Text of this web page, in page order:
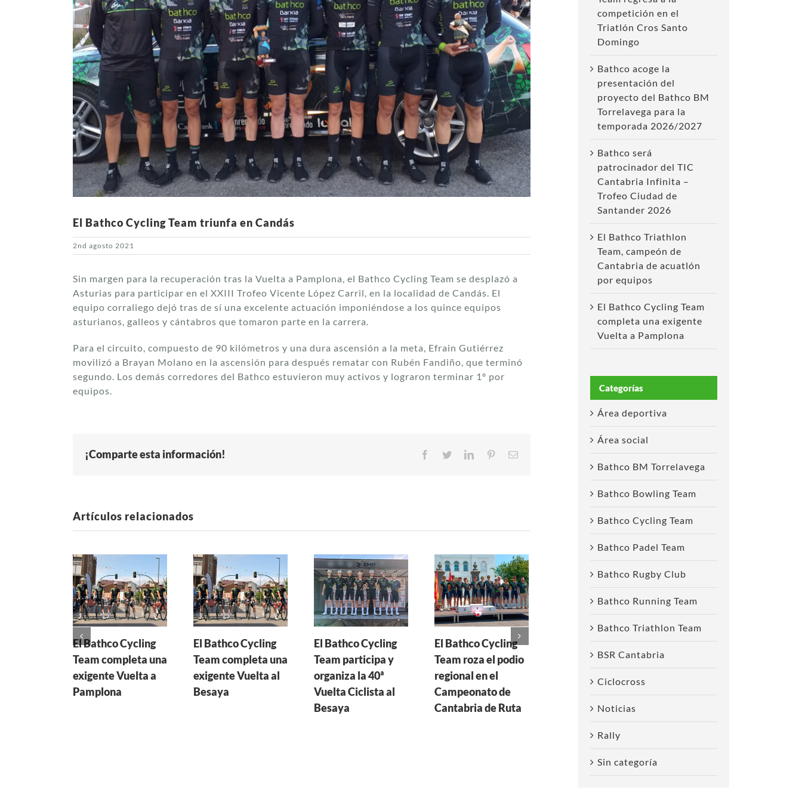
El Bathco Cycling Team triunfa en Candás
2nd agosto 2021
Sin margen para la recuperación tras la Vuelta a Pamplona, el Bathco Cycling Team se desplazó a
Asturias para participar en el XXIII Trofeo Vicente López Carril, en la localidad de Candás. El
equipo corraliego dejó tras de sí una excelente actuación imponiéndose a los quince equipos
asturianos, galleos y cántabros que tomaron parte en la carrera.
Para el circuito, compuesto de 90 kilómetros y una dura ascensión a la meta, Efrain Gutiérrez
movilizó a Brayan Molano en la ascensión para después rematar con Rubén Fandiño, que terminó
segundo. Los demás corredores del Bathco estuvieron muy activos y lograron terminar 1º por
equipos.
¡Comparte esta información! Facebook
TwitterLinkedInPinterest
Artículos relacionados
El Bathco Cycling
Team completa una
exigente Vuelta a
Pamplona
El Bathco Cycling
Team completa una
exigente Vuelta al
Besaya
El Bathco Cycling
Team participa y
organiza la 40ª
Vuelta Ciclista al
Besaya
El Bathco Cycling
Team roza el podio
regional en el
Campeonato de
Cantabria de Ruta
Talero se incorpora
al Bathco Cycling
competir en Europa
competición en el
Triatlón Cros Santo
Domingo
Bathco acoge la
presentación del
proyecto del Bathco BM
Torrelavega para la
temporada 2026/2027
Bathco será
patrocinador del TIC
Cantabria Infinita –
Trofeo Ciudad de
Santander 2026
El Bathco Triathlon
Team, campeón de
Cantabria de acuatlón
por equipos
El Bathco Cycling Team
completa una exigente
Vuelta a Pamplona
Categorías
Área deportiva
Área social
Bathco BM Torrelavega
Bathco Bowling Team
Bathco Cycling Team
Bathco Padel Team
Bathco Rugby Club
Bathco Running Team
Bathco Triathlon Team
BSR Cantabria
Ciclocross
Noticias
Rally
Sin categoría